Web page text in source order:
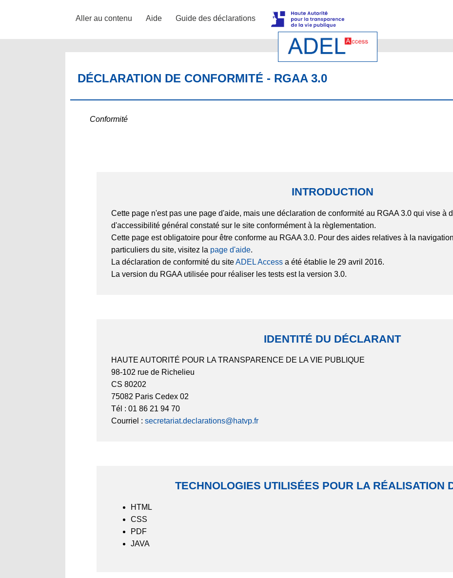
Aller au contenu Aide Guide des déclarations
DÉCLARATION DE CONFORMITÉ - RGAA 3.0
Conformité
INTRODUCTION
Cette page n'est pas une page d'aide, mais une déclaration de conformité au RGAA 3.0 qui vise à
d'accessibilité général constaté sur le site conformément à la règlementation.
Cette page est obligatoire pour être conforme au RGAA 3.0. Pour des aides relatives à la
particuliers du site, visitez la page d'aide.
La déclaration de conformité du siteADEL Access a été établie le 29 avril 2016.
La version du RGAA utilisée pour réaliser les tests est la version 3.0.
IDENTITÉ DU DÉCLARANT
HAUTE AUTORITÉ POUR LA TRANSPARENCE DE LA VIE PUBLIQUE
98-102 rue de Richelieu
CS 80202
75082 Paris Cedex 02
Tél : 01 86 21 94 70
Courriel :secretariat.declarations@hatvp.fr
TECHNOLOGIES UTILISÉES POUR LA RÉALISATION
HTML
CSS
PDF
JAVA